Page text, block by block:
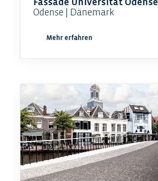
Odense | Dänemark
Mehr erfahren